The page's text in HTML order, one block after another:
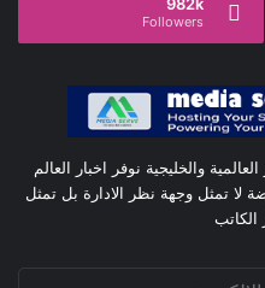
Followers
والخليجية نوفر اخبار العالم
لا تمثل وجهة نظر الادارة بل تمثل